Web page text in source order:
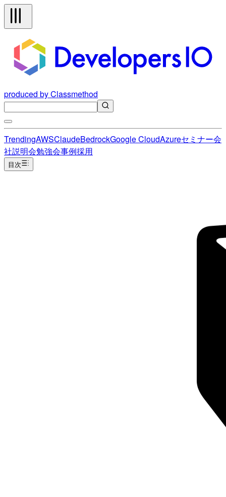
produced by Classmethod
TrendingAWSClaudeBedrockGoogle CloudAzureセミナー会
社説明会勉強会事例採用
目次